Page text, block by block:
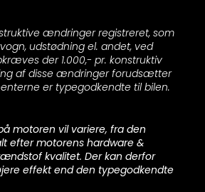
ændringer registreret, som
udstødning el. andet, ved
der 1.000,- pr. konstruktiv
af disse ændringer forudsætter
er typegodkendte til bilen.
motoren vil variere, fra den
efter motorens hardware &
kvalitet. Der kan derfor
effekt end den typegodkendte